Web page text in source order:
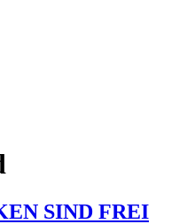
SIND FREI